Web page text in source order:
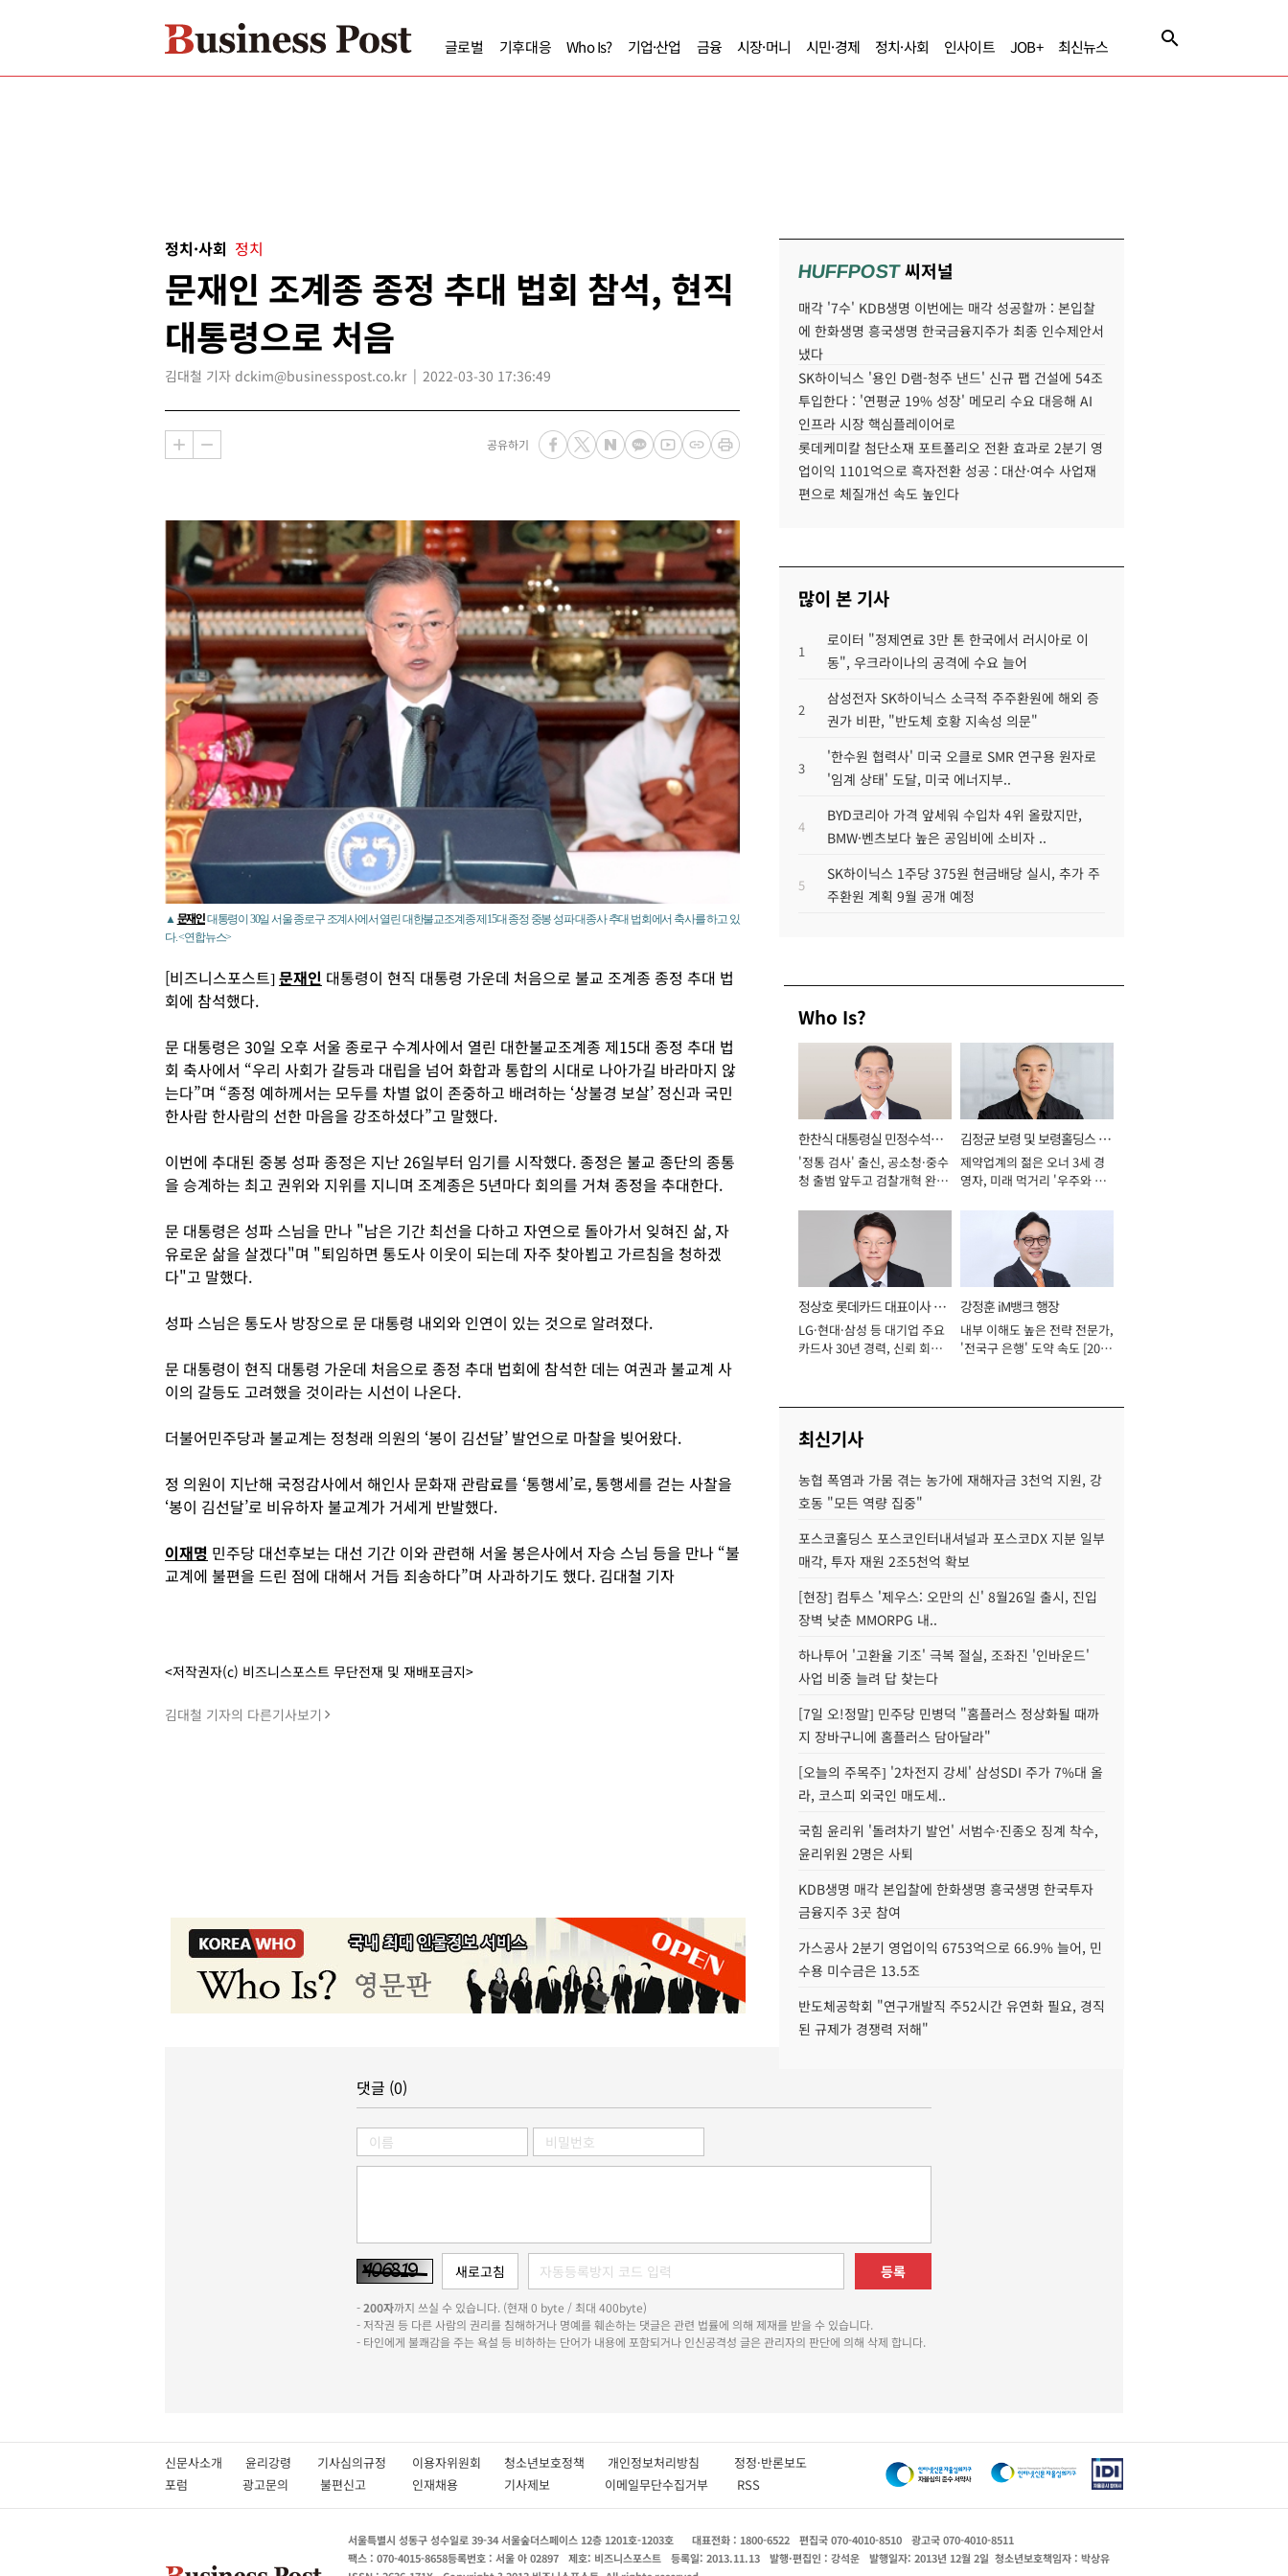
글로벌 기후대응 Who Is? 기업·산업 금융 시장·머니 시민·경제 정치·사회 인사이트 JOB+ 최신뉴스
정치·사회 정치
문재인 조계종 종정 추대 법회 참석, 현직
대통령으로 처음
김대철 기자 dckim@businesspost.co.kr 2022-03-30 17:36:49
공유하기
▲ 문재인대통령이 30일 서울 종로구 조계사에서 열린 대한불교조계종 제15대 종정 중봉 성파 대종사 추대 법회에서 축사를 하고 있
다. <연합뉴스>
[비즈니스포스트]문재인 대통령이 현직 대통령 가운데 처음으로 불교 조계종 종정 추대 법
회에 참석했다.
문 대통령은 30일 오후 서울 종로구 수계사에서 열린 대한불교조계종 제15대 종정 추대 법
회 축사에서 “우리 사회가 갈등과 대립을 넘어 화합과 통합의 시대로 나아가길 바라마지 않
는다”며 “종정 예하께서는 모두를 차별 없이 존중하고 배려하는 ‘상불경 보살’ 정신과 국민
한사람 한사람의 선한 마음을 강조하셨다”고 말했다.
이번에 추대된 중봉 성파 종정은 지난 26일부터 임기를 시작했다. 종정은 불교 종단의 종통
을 승계하는 최고 권위와 지위를 지니며 조계종은 5년마다 회의를 거쳐 종정을 추대한다.
문 대통령은 성파 스님을 만나 "남은 기간 최선을 다하고 자연으로 돌아가서 잊혀진 삶, 자
유로운 삶을 살겠다"며 "퇴임하면 통도사 이웃이 되는데 자주 찾아뵙고 가르침을 청하겠
다"고 말했다.
성파 스님은 통도사 방장으로 문 대통령 내외와 인연이 있는 것으로 알려졌다.
문 대통령이 현직 대통령 가운데 처음으로 종정 추대 법회에 참석한 데는 여권과 불교계 사
이의 갈등도 고려했을 것이라는 시선이 나온다.
더불어민주당과 불교계는 정청래 의원의 ‘봉이 김선달’ 발언으로 마찰을 빚어왔다.
정 의원이 지난해 국정감사에서 해인사 문화재 관람료를 ‘통행세’로, 통행세를 걷는 사찰을
‘봉이 김선달’로 비유하자 불교계가 거세게 반발했다.
이재명 민주당 대선후보는 대선 기간 이와 관련해 서울 봉은사에서 자승 스님 등을 만나 “불
교계에 불편을 드린 점에 대해서 거듭 죄송하다”며 사과하기도 했다. 김대철 기자
<저작권자(c) 비즈니스포스트 무단전재 및 재배포금지>
김대철 기자의 다른기사보기
HUFFPOST씨저널
매각 '7수' KDB생명 이번에는 매각 성공할까 : 본입찰
에 한화생명 흥국생명 한국금융지주가 최종 인수제안서
냈다
SK하이닉스 '용인 D램-청주 낸드' 신규 팹 건설에 54조
투입한다 : '연평균 19% 성장' 메모리 수요 대응해 AI
인프라 시장 핵심플레이어로
롯데케미칼 첨단소재 포트폴리오 전환 효과로 2분기 영
업이익 1101억으로 흑자전환 성공 : 대산·여수 사업재
편으로 체질개선 속도 높인다
많이 본 기사
1
로이터 "정제연료 3만 톤 한국에서 러시아로 이
동", 우크라이나의 공격에 수요 늘어
2
삼성전자 SK하이닉스 소극적 주주환원에 해외 증
권가 비판, "반도체 호황 지속성 의문"
3
'한수원 협력사' 미국 오클로 SMR 연구용 원자로
'임계 상태' 도달, 미국 에너지부..
4
BYD코리아 가격 앞세워 수입차 4위 올랐지만,
BMW·벤츠보다 높은 공임비에 소비자 ..
5
SK하이닉스 1주당 375원 현금배당 실시, 추가 주
주환원 계획 9월 공개 예정
Who Is?
한찬식 대통령실 민정수석비
서관
'정통 검사' 출신, 공소청·중수
청 출범 앞두고 검찰개혁 완수
김정균 보령 및 보령홀딩스 대
표이사 사장
제약업계의 젊은 오너 3세 경
영자, 미래 먹거리 '우주와 헬
정상호 롯데카드 대표이사 사
장
LG·현대·삼성 등 대기업 주요
카드사 30년 경력, 신뢰 회복
강정훈 iM뱅크 행장
내부 이해도 높은 전략 전문가,
'전국구 은행' 도약 속도 [2026
최신기사
농협 폭염과 가뭄 겪는 농가에 재해자금 3천억 지원, 강
호동 "모든 역량 집중"
포스코홀딩스 포스코인터내셔널과 포스코DX 지분 일부
매각, 투자 재원 2조5천억 확보
[현장] 컴투스 '제우스: 오만의 신' 8월26일 출시, 진입
장벽 낮춘 MMORPG 내..
하나투어 '고환율 기조' 극복 절실, 조좌진 '인바운드'
사업 비중 늘려 답 찾는다
[7일 오!정말] 민주당 민병덕 "홈플러스 정상화될 때까
지 장바구니에 홈플러스 담아달라"
[오늘의 주목주] '2차전지 강세' 삼성SDI 주가 7%대 올
라, 코스피 외국인 매도세..
국힘 윤리위 '돌려차기 발언' 서범수·진종오 징계 착수,
윤리위원 2명은 사퇴
KDB생명 매각 본입찰에 한화생명 흥국생명 한국투자
금융지주 3곳 참여
가스공사 2분기 영업이익 6753억으로 66.9% 늘어, 민
수용 미수금은 13.5조
반도체공학회 "연구개발직 주52시간 유연화 필요, 경직
된 규제가 경쟁력 저해"
댓글 (0)
등록
-200자까지 쓰실 수 있습니다. (현재 0 byte / 최대 400byte)
- 저작권 등 다른 사람의 권리를 침해하거나 명예를 훼손하는 댓글은 관련 법률에 의해 제재를 받을 수 있습니다.
- 타인에게 불쾌감을 주는 욕설 등 비하하는 단어가 내용에 포함되거나 인신공격성 글은 관리자의 판단에 의해 삭제 합니다.
신문사소개 윤리강령 기사심의규정 이용자위원회 청소년보호정책 개인정보처리방침 정정·반론보도
포럼
광고문의 불편신고 인재채용 기사제보 이메일무단수집거부 RSS
서울특별시 성동구 성수일로 39-34 서울숲더스페이스 12층 1201호-1203호 대표전화 : 1800-6522 편집국 070-4010-8510
광고국 070-4010-8511
팩스 : 070-4015-8658등록번호 : 서울 아 02897 제호: 비즈니스포스트 등록일: 2013.11.13 발행·편집인 : 강석운 발행일자: 2013년 12월 2일 청소년보호책임자 : 박상유